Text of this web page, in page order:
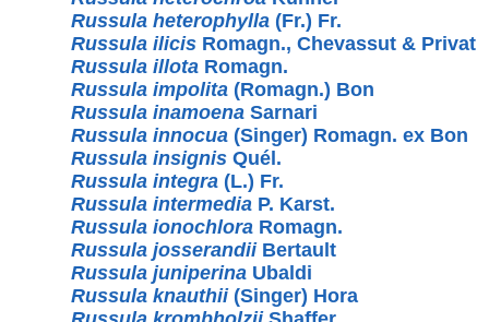
Russula heterophylla (Fr.) Fr.
Russula ilicis Romagn., Chevassut & Privat
Russula illota Romagn.
Russula impolita (Romagn.) Bon
Russula inamoena Sarnari
Russula innocua (Singer) Romagn. ex Bon
Russula insignis Quél.
Russula integra (L.) Fr.
Russula intermedia P. Karst.
Russula ionochlora Romagn.
Russula josserandiiBertault
Russula juniperina Ubaldi
Russula knauthii(Singer) Hora